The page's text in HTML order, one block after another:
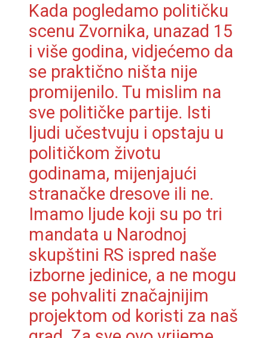
Kada pogledamo političku
scenu Zvornika, unazad 15
i više godina, vidjećemo da
se praktično ništa nije
promijenilo. Tu mislim na
sve političke partije. Isti
ljudi učestvuju i opstaju u
političkom životu
godinama, mijenjajući
stranačke dresove ili ne.
Imamo ljude koji su po tri
mandata u Narodnoj
skupštini RS ispred naše
izborne jedinice, a ne mogu
se pohvaliti značajnijim
projektom od koristi za naš